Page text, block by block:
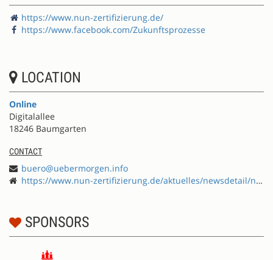
https://www.nun-zertifizierung.de/
https://www.facebook.com/Zukunftsprozesse
LOCATION
Online
Digitalallee
18246 Baumgarten
CONTACT
buero@uebermorgen.info
https://www.nun-zertifizierung.de/aktuelles/newsdetail/nun-exchange-2023-laenderuebergreifendes-treffen-der-nun-kommissionen/
SPONSORS